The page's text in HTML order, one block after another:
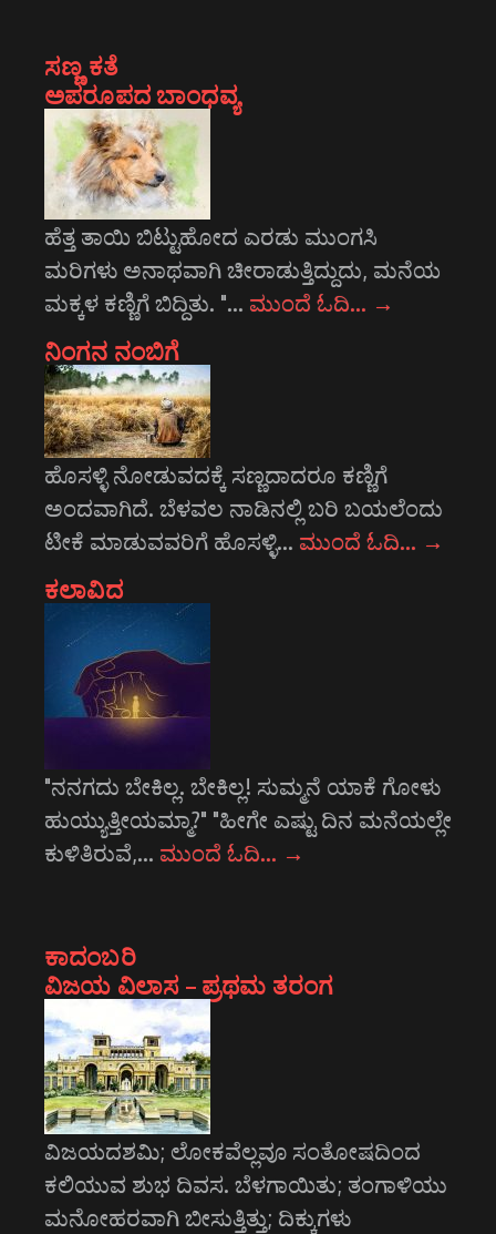
ಸಣ್ಣ ಕತೆ
ಅಪರೂಪದ ಬಾಂಧವ್ಯ
ಹೆತ್ತ ತಾಯಿ ಬಿಟ್ಟುಹೋದ ಎರಡು ಮುಂಗಸಿ
ಮರಿಗಳು ಅನಾಥವಾಗಿ ಚೀರಾಡುತ್ತಿದ್ದುದು, ಮನೆಯ
ಮಕ್ಕಳ ಕಣ್ಣಿಗೆ ಬಿದ್ದಿತು. "… ಮುಂದೆ ಓದಿ… →
ನಿಂಗನ ನಂಬಿಗೆ
ಹೊಸಳ್ಳಿ ನೋಡುವದಕ್ಕೆ ಸಣ್ಣದಾದರೂ ಕಣ್ಣಿಗೆ
ಅಂದವಾಗಿದೆ. ಬೆಳವಲ ನಾಡಿನಲ್ಲಿ ಬರಿ ಬಯಲೆಂದು
ಟೀಕೆ ಮಾಡುವವರಿಗೆ ಹೊಸಳ್ಳಿ… ಮುಂದೆ ಓದಿ… →
ಕಲಾವಿದ
"ನನಗದು ಬೇಕಿಲ್ಲ. ಬೇಕಿಲ್ಲ! ಸುಮ್ಮನೆ ಯಾಕೆ ಗೋಳು
ಹುಯ್ಯುತ್ತೀಯಮ್ಮಾ?" "ಹೀಗೇ ಎಷ್ಟು ದಿನ ಮನೆಯಲ್ಲೇ
ಕುಳಿತಿರುವೆ,… ಮುಂದೆ ಓದಿ… →
ಕಾದಂಬರಿ
ವಿಜಯ ವಿಲಾಸ – ಪ್ರಥಮ ತರಂಗ
ವಿಜಯದಶಮಿ; ಲೋಕವೆಲ್ಲವೂ ಸಂತೋಷದಿಂದ
ಕಲಿಯುವ ಶುಭ ದಿವಸ. ಬೆಳಗಾಯಿತು; ತಂಗಾಳಿಯು
ಮನೋಹರವಾಗಿ ಬೀಸುತ್ತಿತ್ತು; ದಿಕ್ಕುಗಳು